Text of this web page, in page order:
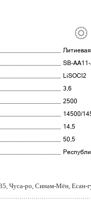
Литиевая
SB-
LiSOCl2
3,6
2500
14500/
14,5
50,5
Чуса-ро, Синам-Мён,